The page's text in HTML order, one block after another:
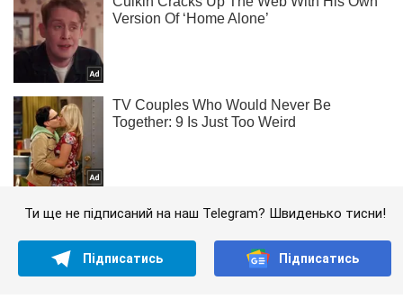
Ти ще не підписаний на наш Telegram? Швиденько тисни!
Підписатись Підписатись